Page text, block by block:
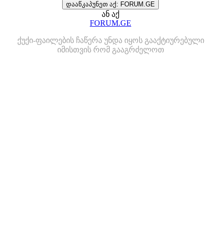
დააწკაპუნეთ აქ: FORUM.GE
ან აქ
FORUM.GE
ქუქი-ფაილების ჩაწერა უნდა იყოს გააქტიურებული
იმისთვის რომ გააგრძელოთ